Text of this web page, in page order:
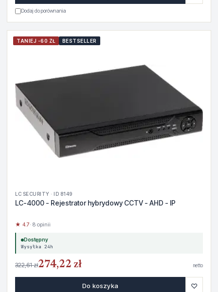
Dodaj do porównania
TANIEJ -60 ZŁ BESTSELLER
LC SECURITY · ID 8149
LC-4000 - Rejestrator hybrydowy CCTV - AHD - IP
★ 4.7· 8 opinii
Dostępny
Wysyłka 24h
322,61 zł274,22 zł netto
Do koszyka ♡